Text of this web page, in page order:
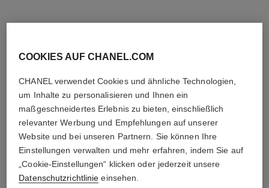
DIE PERFEKTE KOMBINATION
COOKIES AUF CHANEL.COM
CHANEL verwendet Cookies und ähnliche Technologien,
um Inhalte zu personalisieren und Ihnen ein
maßgeschneidertes Erlebnis zu bieten, einschließlich
relevanter Werbung und Empfehlungen auf unserer
Website und bei unseren Partnern. Sie können Ihre
Einstellungen verwalten und mehr erfahren, indem Sie auf
„Cookie-Einstellungen“ klicken oder jederzeit unsere
Datenschutzrichtlinie einsehen.